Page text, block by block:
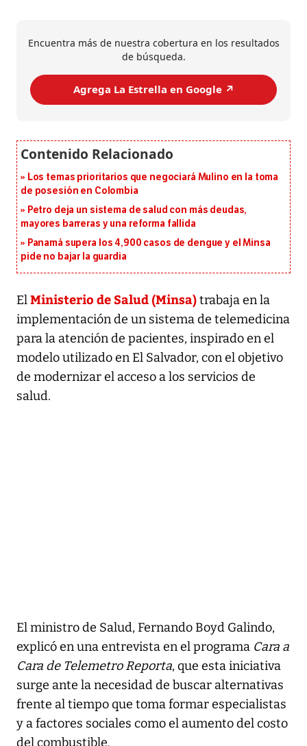
Encuentra más de nuestra cobertura en los resultados
de búsqueda.
Agrega La Estrella en Google ↗️
Los temas prioritarios que negociará Mulino en la toma
de posesión en Colombia
Petro deja un sistema de salud con más deudas,
mayores barreras y una reforma fallida
Panamá supera los 4,900 casos de dengue y el Minsa
pide no bajar la guardia
ElMinisterio de Salud (Minsa)trabaja en la
implementación de un sistema de telemedicina
para la atención de pacientes, inspirado en el
modelo utilizado en El Salvador, con el objetivo
de modernizar el acceso a los servicios de
salud.
El ministro de Salud, Fernando Boyd Galindo,
explicó en una entrevista en el programa Cara a
Cara de Telemetro Reporta, que esta iniciativa
surge ante la necesidad de buscar alternativas
frente al tiempo que toma formar especialistas
y a factores sociales como el aumento del costo
del combustible.